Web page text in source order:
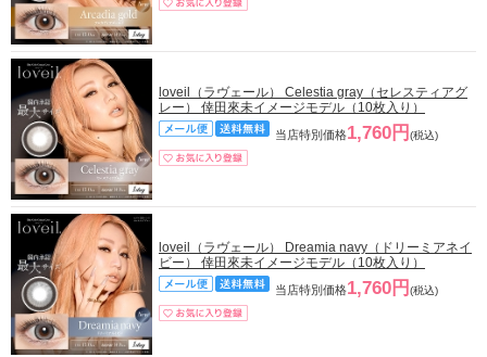
loveil（ラヴェール） Celestia gray（セレスティアグ
レー） 倖田來未イメージモデル（10枚入り）
当店特別価格1,760円 (税込)
loveil（ラヴェール） Dreamia navy（ドリーミアネイ
ビー） 倖田來未イメージモデル（10枚入り）
当店特別価格1,760円 (税込)